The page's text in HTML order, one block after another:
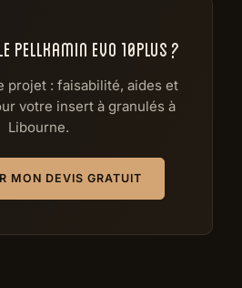
PELLKAMIN EVO 10PLUS ?
projet : faisabilité, aides et
votre insert à granulés à
Libourne.
MON DEVIS GRATUIT